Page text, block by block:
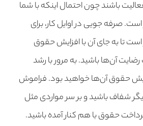
باشند چون احتمال اینکه با شما
صرفه جویی در اوایل کار، برای
تا به جای آن با افزایش حقوق
آن‌ها باشید. به مرور با رشد
حقوق آن‌ها خواهید بود. فراموش
شفاف باشید و بر سر مواردی مثل
حقوق با هم کنار آمده باشید.